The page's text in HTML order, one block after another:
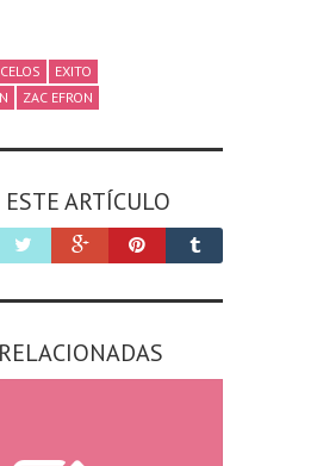
CELOS
EXITO
ZAC EFRON
ARTÍCULO